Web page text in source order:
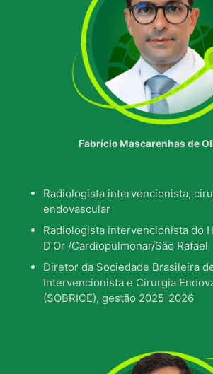
Fabrício Mascarenhas de
Radiologista intervencionista,
endovascular
Radiologista intervencionista do
D’Or /Cardiopulmonar/São Rafael
Diretor da Sociedade Brasileira
Intervencionista e Cirurgia
(SOBRICE), gestão 2025-2026